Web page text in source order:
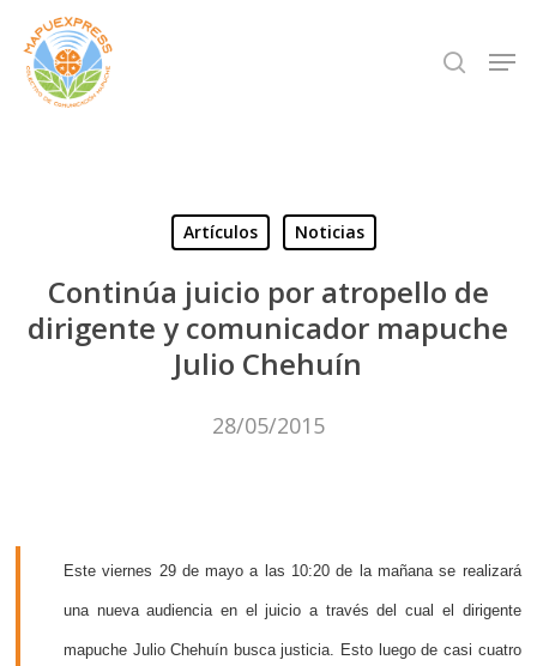
Skip
main
search
Artículos Noticias
Continúa juicio por atropello de
dirigente y comunicador mapuche
Julio Chehuín
28/05/2015
Este viernes 29 de mayo a las 10:20 de la mañana se realizará
una nueva audiencia en el juicio a través del cual el dirigente
mapuche Julio Chehuín busca justicia. Esto luego de casi cuatro
Close